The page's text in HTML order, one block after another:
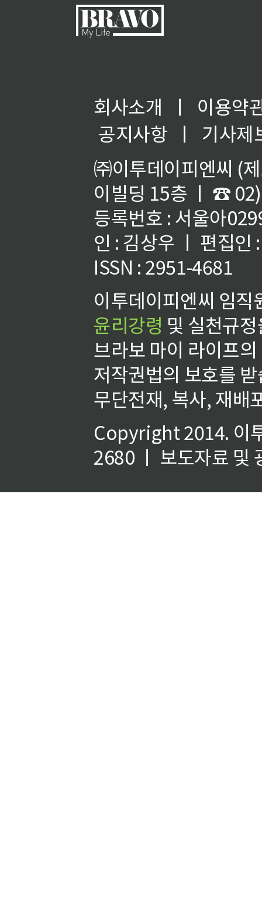
회사소개 ㅣ
이용약
공지사항
ㅣ
기사제
㈜이투데이피엔씨 (
이빌딩 15층 ㅣ ☎
등록번호 : 서울아
인 : 김상우 ㅣ 편집인
ISSN : 2951-4681
이투데이피엔씨 임
윤리강령 및 실천규
브라보 마이 라이프
저작권법의 보호를
무단전재, 복사, 재배
Copyright 2014. 이
2680 ㅣ 보도자료